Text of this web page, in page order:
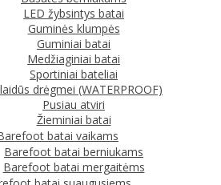
LED žybsintys batai
Guminės klumpės
Guminiai batai
Medžiaginiai batai
Sportiniai bateliai
drėgmei (WATERPROOF)
Pusiau atviri
Žieminiai batai
batai vaikams
Barefoot batai berniukams
Barefoot batai mergaitėms